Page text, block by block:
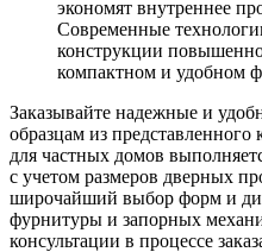
экономят внутреннее
Современные
конструкции
компактном и удобном
Заказывайте надежные и
образцам из представленного
для частных домов
с учетом размеров дверных
широчайший выбор форм и
фурнитуры и запорных
консультации в процессе